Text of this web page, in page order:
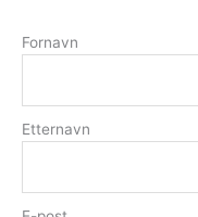
Fornavn
Etternavn